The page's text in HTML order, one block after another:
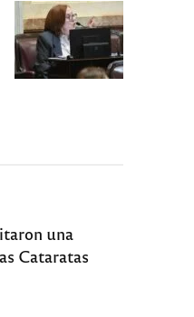
una
Cataratas